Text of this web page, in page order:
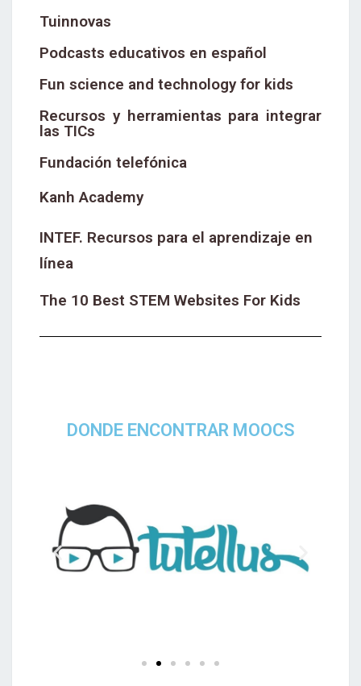
Tuinnovas
Podcasts educativos en español
Fun science and technology for kids
Recursos y herramientas para integrar
las TICs
Fundación telefónica
Kanh Academy
INTEF. Recursos para el aprendizaje en
línea
The 10 Best STEM Websites For Kids
DONDE ENCONTRAR MOOCS